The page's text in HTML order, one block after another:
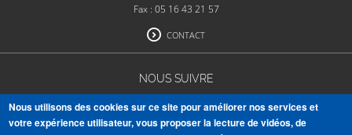
Fax : 05 16 43 21 57
CONTACT
NOUS SUIVRE
Nous utilisons des cookies sur ce site pour améliorer nos services et
votre expérience utilisateur, vous proposer la lecture de vidéos, de